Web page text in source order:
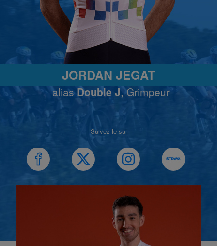
JORDAN JEGAT
aliasDouble J, Grimpeur
Suivez le sur